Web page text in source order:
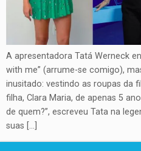
A apresentadora Tatá Werneck
with me” (arrume-se comigo),
inusitado: vestindo as roupas da
filha, Clara Maria, de apenas 5
de quem?”, escreveu Tata na
suas […]